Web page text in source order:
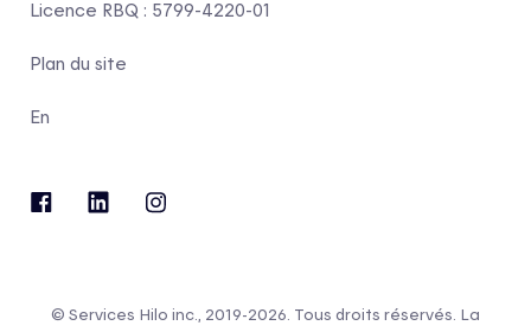
Licence RBQ : 5799-4220-01
Plan du site
En
© Services Hilo inc., 2019-2026. Tous droits réservés. La